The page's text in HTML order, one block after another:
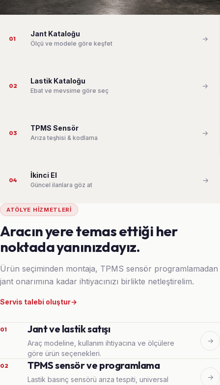
01
Jant Kataloğu
Ölçü ve modele göre keşfet
→
02
Lastik Kataloğu
Ebat ve mevsime göre seç
→
03
TPMS Sensör
Arıza teşhisi & kodlama
→
04
İkinci El
Güncel ilanlara göz at
→
ATÖLYE HIZMETLERI
Aracın yere temas ettiği her
noktada yanınızdayız.
Ürün seçiminden montaja, TPMS sensör programlamadan
jant onarımına kadar ihtiyacınızı birlikte netleştirelim.
Servis talebi oluştur→
01 Jant ve lastik satışı
Araç modeline, kullanım ihtiyacına ve ölçülere
göre ürün seçenekleri.
→
02 TPMS sensör ve programlama
Lastik basınç sensörü arıza tespiti, universal
→